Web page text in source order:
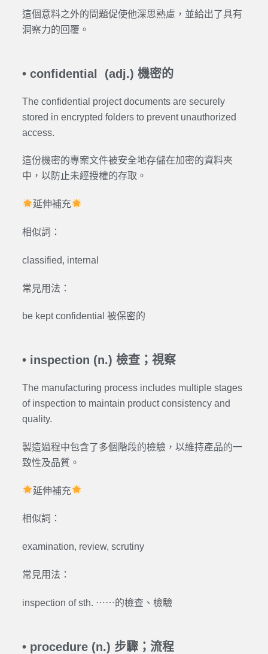
這個意料之外的問題促使他深思熟慮，並給出了具有
洞察力的回覆。
• confidential (adj.) 機密的
The confidential project documents are securely
stored in encrypted folders to prevent unauthorized
access.
這份機密的專案文件被安全地存儲在加密的資料夾
中，以防止未經授權的存取。
延伸補充
相似詞：
classified, internal
常見用法：
be kept confidential 被保密的
• inspection (n.) 檢查；視察
The manufacturing process includes multiple stages
of inspection to maintain product consistency and
quality.
製造過程中包含了多個階段的檢驗，以維持產品的一
致性及品質。
延伸補充
相似詞：
examination, review, scrutiny
常見用法：
inspection of sth. ⋯⋯的檢查、檢驗
• procedure (n.) 步驟；流程